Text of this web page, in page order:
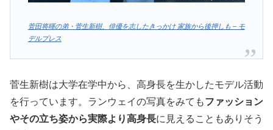
菅田将暉の弟・菅生新樹、俳優を志したきっかけ 家族から後押しも – モ
デルプレス
菅生新樹は大学在学中から、高身長を生かしたモデル活動
を行っています。ランウェイの写真をみてもファッション
やその立ち姿から実際より高身長に見えることもありそう